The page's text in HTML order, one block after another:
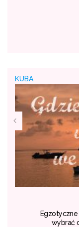
KUBA
wybrać